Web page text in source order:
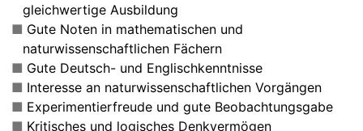
gleichwertige Ausbildung
Gute Noten in mathematischen und
naturwissenschaftlichen Fächern
Gute Deutsch- und Englischkenntnisse
Interesse an naturwissenschaftlichen Vorgängen
Experimentierfreude und gute Beobachtungsgabe
Kritisches und logisches Denkvermögen